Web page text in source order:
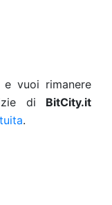
vuoi rimanere
di BitCity.it
.